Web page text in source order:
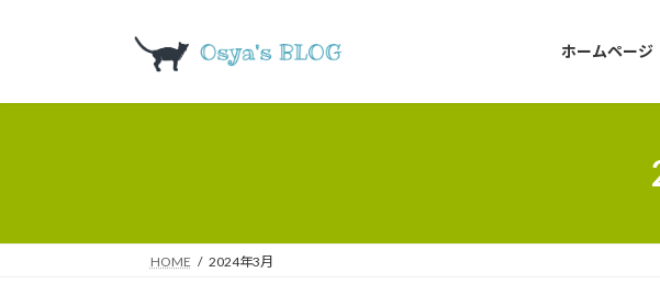
プ
動
ホームページ
HOME 2024年3月